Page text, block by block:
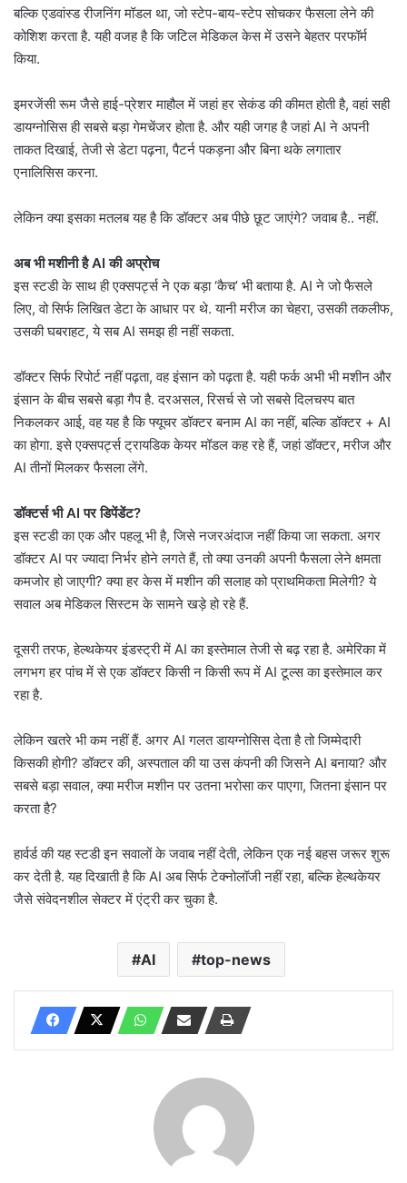
बल्कि एडवांस्ड रीजनिंग मॉडल था, जो स्टेप-बाय-स्टेप सोचकर फैसला लेने की
कोशिश करता है. यही वजह है कि जटिल मेडिकल केस में उसने बेहतर परफॉर्म
किया.
इमरजेंसी रूम जैसे हाई-प्रेशर माहौल में जहां हर सेकंड की कीमत होती है, वहां सही
डायग्नोसिस ही सबसे बड़ा गेमचेंजर होता है. और यही जगह है जहां AI ने अपनी
ताकत दिखाई, तेजी से डेटा पढ़ना, पैटर्न पकड़ना और बिना थके लगातार
एनालिसिस करना.
लेकिन क्या इसका मतलब यह है कि डॉक्टर अब पीछे छूट जाएंगे? जवाब है.. नहीं.
अब भी मशीनी है AI की अप्रोच
इस स्टडी के साथ ही एक्सपर्ट्स ने एक बड़ा ‘कैच’ भी बताया है. AI ने जो फैसले
लिए, वो सिर्फ लिखित डेटा के आधार पर थे. यानी मरीज का चेहरा, उसकी तकलीफ,
उसकी घबराहट, ये सब AI समझ ही नहीं सकता.
डॉक्टर सिर्फ रिपोर्ट नहीं पढ़ता, वह इंसान को पढ़ता है. यही फर्क अभी भी मशीन और
इंसान के बीच सबसे बड़ा गैप है. दरअसल, रिसर्च से जो सबसे दिलचस्प बात
निकलकर आई, वह यह है कि फ्यूचर डॉक्टर बनाम AI का नहीं, बल्कि डॉक्टर + AI
का होगा. इसे एक्सपर्ट्स ट्रायडिक केयर मॉडल कह रहे हैं, जहां डॉक्टर, मरीज और
AI तीनों मिलकर फैसला लेंगे.
डॉक्टर्स भी AI पर डिपेंडेंट?
इस स्टडी का एक और पहलू भी है, जिसे नजरअंदाज नहीं किया जा सकता. अगर
डॉक्टर AI पर ज्यादा निर्भर होने लगते हैं, तो क्या उनकी अपनी फैसला लेने क्षमता
कमजोर हो जाएगी? क्या हर केस में मशीन की सलाह को प्राथमिकता मिलेगी? ये
सवाल अब मेडिकल सिस्टम के सामने खड़े हो रहे हैं.
दूसरी तरफ, हेल्थकेयर इंडस्ट्री में AI का इस्तेमाल तेजी से बढ़ रहा है. अमेरिका में
लगभग हर पांच में से एक डॉक्टर किसी न किसी रूप में AI टूल्स का इस्तेमाल कर
रहा है.
लेकिन खतरे भी कम नहीं हैं. अगर AI गलत डायग्नोसिस देता है तो जिम्मेदारी
किसकी होगी? डॉक्टर की, अस्पताल की या उस कंपनी की जिसने AI बनाया? और
सबसे बड़ा सवाल, क्या मरीज मशीन पर उतना भरोसा कर पाएगा, जितना इंसान पर
करता है?
हार्वर्ड की यह स्टडी इन सवालों के जवाब नहीं देती, लेकिन एक नई बहस जरूर शुरू
कर देती है. यह दिखाती है कि AI अब सिर्फ टेक्नोलॉजी नहीं रहा, बल्कि हेल्थकेयर
जैसे संवेदनशील सेक्टर में एंट्री कर चुका है.
AI top-news